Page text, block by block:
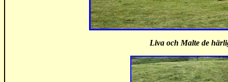
Liva och Malte de